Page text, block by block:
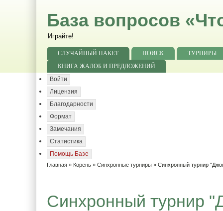
База вопросов
Играйте!
СЛУЧАЙНЫЙ ПАКЕТ ПОИСК
ТУРНИРЫ
КНИГА ЖАЛОБ И ПРЕДЛОЖЕНИЙ
Войти
Лицензия
Благодарности
Формат
Замечания
Статистика
Помощь Базе
Главная » Корень » Синхронные турниры » Синхронный турнир
Синхронный турнир